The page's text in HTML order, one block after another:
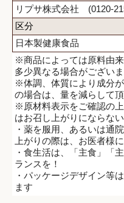
リプサ株式会社 (0120-
区分
日本製健康食品
※商品によっては原料由
多少異なる場合がございま
※体調、体質により成分
の場合は、量を減らして
※原材料表示をご確認の
はお召し上がりにならない
・薬を服用、あるいは通
上がりの際は、お医者様
・食生活は、「主食」「
ランスを！
・パッケージデザイン等
ます